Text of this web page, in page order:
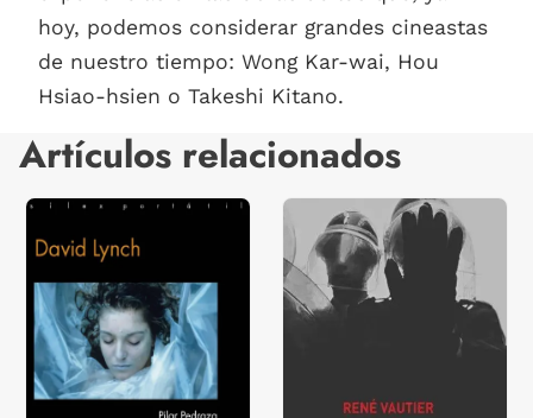
hoy, podemos considerar grandes cineastas
de nuestro tiempo: Wong Kar-wai, Hou
Hsiao-hsien o Takeshi Kitano.
Artículos relacionados